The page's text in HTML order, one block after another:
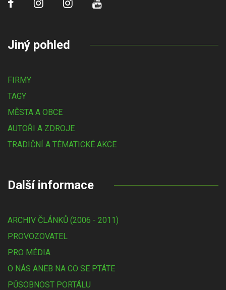
Jiný pohled
FIRMY
TAGY
MĚSTA A OBCE
AUTOŘI A ZDROJE
TRADIČNÍ A TÉMATICKÉ AKCE
Další informace
ARCHIV ČLÁNKŮ (2006 - 2011)
PROVOZOVATEL
PRO MÉDIA
O NÁS ANEB NA CO SE PTÁTE
PŮSOBNOST PORTÁLU